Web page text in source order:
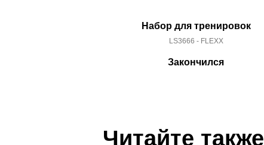
Набор для тренировок
LS3666 - FLEXX
Закончился
Читайте также